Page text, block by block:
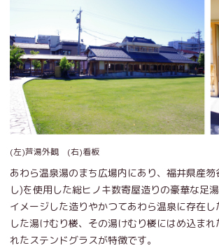
(左)芦湯外観 (右)看板
あわら温泉湯のまち広場内にあり、福井県産
し)を使用した総ヒノキ数寄屋造りの豪華な足
イメージした造りやかつてあわら温泉に存在
した湯けむり楼、その湯けむり楼にはめ込ま
れたステンドグラスが特徴です。